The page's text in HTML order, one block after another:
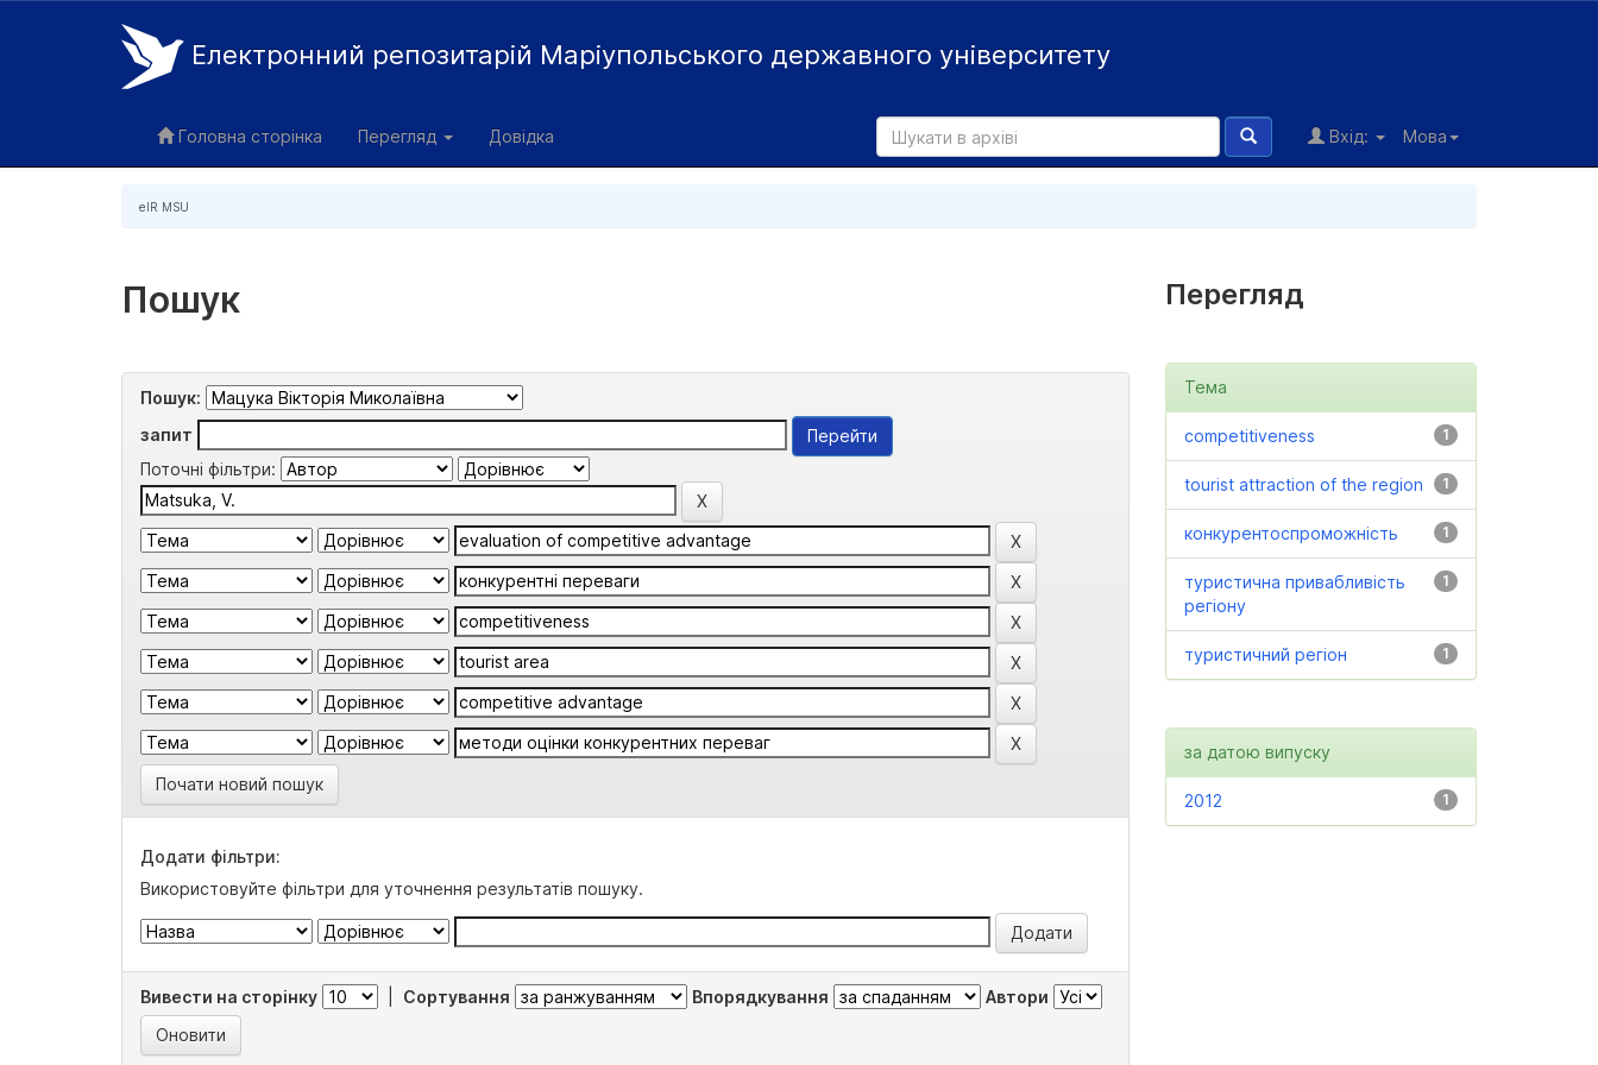
Електронний репозитарій Маріупольського державного університету
Головна сторінка Перегляд Довідка Мова
Вхід:
eIR MSU
Пошук
Пошук:
запит
Поточні фільтри:
Почати новий пошук
Додати фільтри:
Використовуйте фільтри для уточнення результатів пошуку.
Вивести на сторінку Сортування Впорядкування Автори
Перегляд
Тема
1
competitiveness
1
tourist attraction of the region
1
конкурентоспроможність
1
туристична привабливість
регіону
1
туристичний регіон
за датою випуску
1
2012